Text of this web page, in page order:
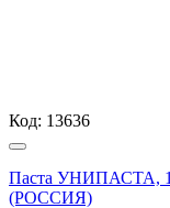
Код: 13636
Паста УНИПАСТА,
(РОССИЯ)